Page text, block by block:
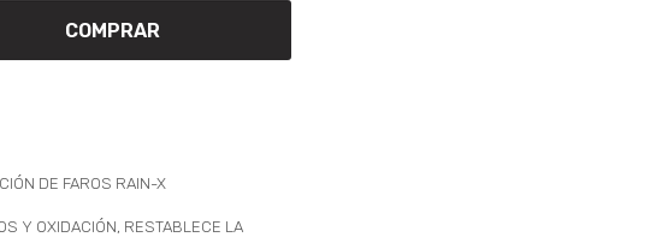
COMPRAR
DE FAROS RAIN-X
Y OXIDACIÓN, RESTABLECE LA